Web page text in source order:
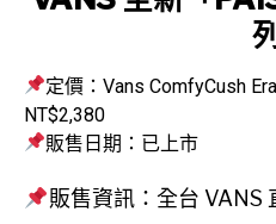
列
定價：Vans ComfyCush
NT$2,380
販售日期：已上市
販售資訊：全台 VANS